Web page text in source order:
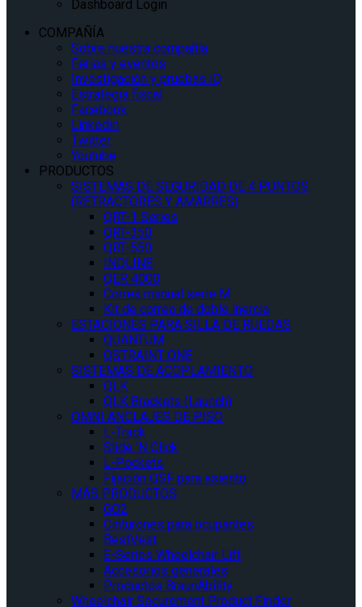
Dashboard Login
COMPAÑÍA
Sobre nuestra compañía
Ferias y eventos
Investigación y pruebas iQ
Estrategia fiscal
Facebook
Linkedin
Twitter
Youtube
PRODUCTOS
SISTEMAS DE SEGURIDAD DE 4 PUNTOS
(RETRACTORES Y AMARRES)
QRT-1 Series
QRT-350
QRT-550
INQLINE
QER 4000
Correa manual serie M
Kit de correa de doble inercia
ESTACIONES PARA SILLA DE RUEDAS
QUANTUM
QSTRAINT ONE
SISTEMAS DE ACOPLAMIENTO
QLK
QLK Brackets (Launch)
OMNI ANCLAJES DE PISO
L-Track
Slide ‘N Click
L-Pockets
Fijación QSF para asiento
MÁS PRODUCTOS
GO2
Cinturones para ocupantes
BestVest
E-Series Wheelchair Lift
Accesorios generales
Productos BraunAbility
Wheelchair Securement Product Finder